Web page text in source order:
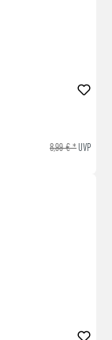
8,99 € *UVP